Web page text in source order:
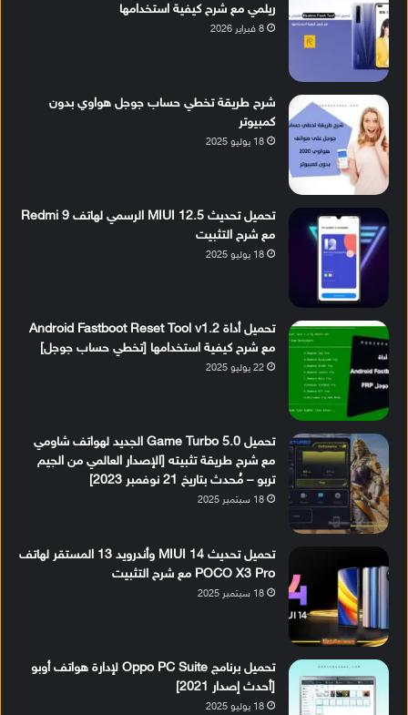
ريلمي مع شرح كيفية استخدامها
8 فبراير 2026
شرح طريقة تخطي حساب جوجل هواوي بدون
كمبيوتر
18 يوليو 2025
تحميل تحديث MIUI 12.5 الرسمي لهاتف Redmi 9
مع شرح التثبيت
18 يوليو 2025
تحميل أداة Android Fastboot Reset Tool v1.2
مع شرح كيفية استخدامها [تخطي حساب جوجل]
22 يوليو 2025
تحميل Game Turbo 5.0 الجديد لهواتف شاومي
مع شرح طريقة تثبيته [الإصدار العالمي من الجيم
تربو – مُحدث بتاريخ 21 نوفمبر 2023]
18 سبتمبر 2025
تحميل تحديث MIUI 14 وأندرويد 13 المستقر لهاتف
POCO X3 Pro مع شرح التثبيت
18 سبتمبر 2025
تحميل برنامج Oppo PC Suite لإدارة هواتف أوبو
[أحدث إصدار 2021]
18 يوليو 2025